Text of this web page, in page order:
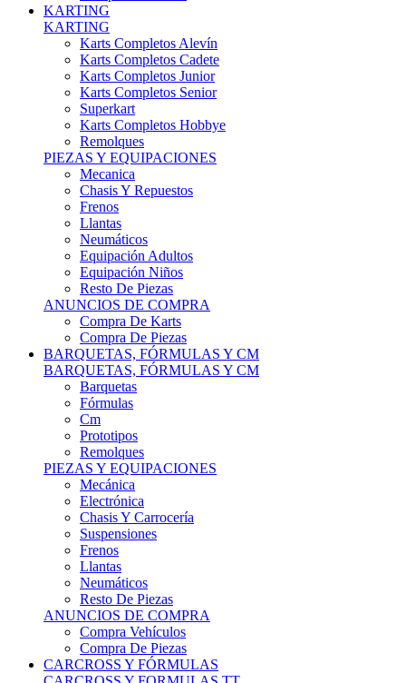
KARTING
KARTING
Karts Completos Alevín
Karts Completos Cadete
Karts Completos Junior
Karts Completos Senior
Superkart
Karts Completos Hobbye
Remolques
PIEZAS Y EQUIPACIONES
Mecanica
Chasis Y Repuestos
Frenos
Llantas
Neumáticos
Equipación Adultos
Equipación Niños
Resto De Piezas
ANUNCIOS DE COMPRA
Compra De Karts
Compra De Piezas
BARQUETAS, FÓRMULAS Y CM
BARQUETAS, FÓRMULAS Y CM
Barquetas
Fórmulas
Cm
Prototipos
Remolques
PIEZAS Y EQUIPACIONES
Mecánica
Electrónica
Chasis Y Carrocería
Suspensiones
Frenos
Llantas
Neumáticos
Resto De Piezas
ANUNCIOS DE COMPRA
Compra Vehículos
Compra De Piezas
CARCROSS Y FÓRMULAS